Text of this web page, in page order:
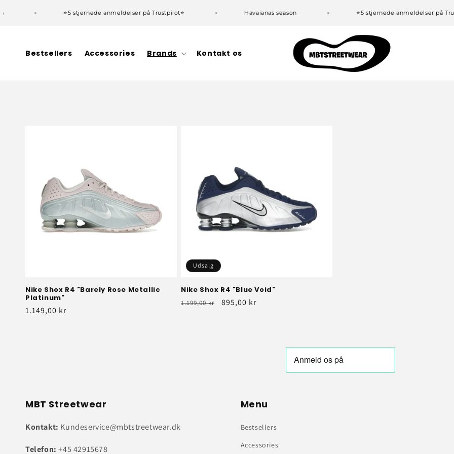
indhold
⭐5 stjernede anmeldelser på Trustpilot⭐ Havaianas season ⭐5 stjernede anmeldelser på
Bestsellers Accessories Brands Kontakt os
Nike Shox R4 "Barely Rose Metallic
Platinum"
Normalpris
1.149,00 kr
Udsalg
Nike Shox R4 "Blue Void"
Normalpris
1.199,00 kr Udsalgspris
895,00 kr
MBT Streetwear
Kontakt: Kundeservice@mbtstreetwear.dk
Telefon: +45 42915678
Menu
Bestsellers
Accessories